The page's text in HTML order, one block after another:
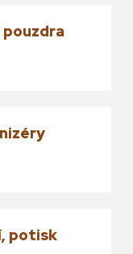
potisk